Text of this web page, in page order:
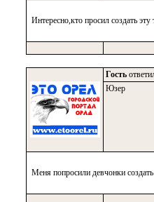
Интересно,кто просил создать эту
Гость
Юзер
Меня попросили девчонки